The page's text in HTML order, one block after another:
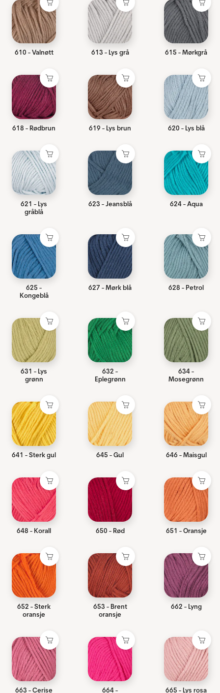
610 - Valnøtt 613 - Lys grå 615 - Mørkgrå
618 - Rødbrun 619 - Lys brun 620 - Lys blå
621 - Lys
gråblå
623 - Jeansblå 624 - Aqua
625 -
Kongeblå
627 - Mørk blå 628 - Petrol
631 - Lys
grønn
632 -
Eplegrønn
634 -
Mosegrønn
641 - Sterk gul 645 - Gul 646 - Maisgul
648 - Korall 650 - Rød 651 - Oransje
652 - Sterk
oransje
653 - Brent
oransje
662 - Lyng
663 - Cerise 664 - 665 - Lys rosa